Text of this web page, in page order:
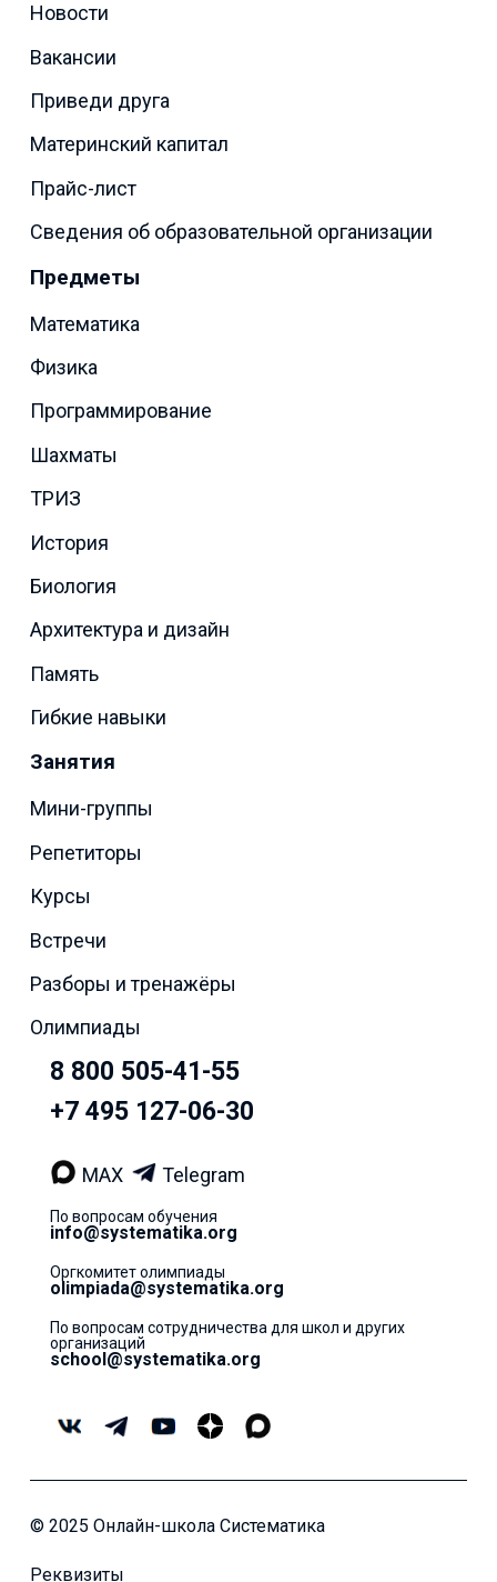
Новости
Вакансии
Приведи друга
Материнский капитал
Прайс-лист
Сведения об образовательной организации
Предметы
Математика
Физика
Программирование
Шахматы
ТРИЗ
История
Биология
Архитектура и дизайн
Память
Гибкие навыки
Занятия
Мини-группы
Репетиторы
Курсы
Встречи
Разборы и тренажёры
Олимпиады
8 800 505-41-55
+7 495 127-06-30
MAX Telegram
По вопросам обучения
info@systematika.org
Оргкомитет олимпиады
olimpiada@systematika.org
По вопросам сотрудничества для школ и других
организаций
school@systematika.org
© 2025 Онлайн-школа Систематика
Реквизиты